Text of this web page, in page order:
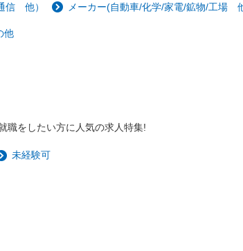
信 他） メーカー(自動車/化学/家電/鉱物/工場
他
職をしたい方に人気の求人特集!
未経験可